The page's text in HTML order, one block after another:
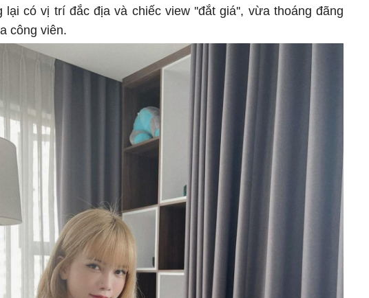
lại có vị trí đắc địa và chiếc view ''đắt giá'', vừa thoáng đãng
công viên.